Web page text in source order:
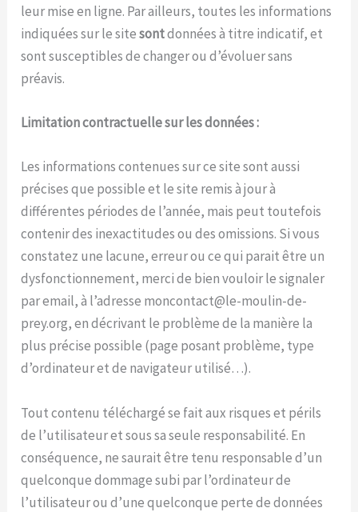
leur mise en ligne. Par ailleurs, toutes les informations
indiquées sur le sitesontdonnées à titre indicatif, et
sont susceptibles de changer ou d’évoluer sans
préavis.
Limitation contractuelle sur les données :
Les informations contenues sur ce site sont aussi
précises que possible et le site remis à jour à
différentes périodes de l’année, mais peut toutefois
contenir des inexactitudes ou des omissions. Si vous
constatez une lacune, erreur ou ce qui parait être un
dysfonctionnement, merci de bien vouloir le signaler
par email, à l’adresse moncontact@le-moulin-de-
prey.org, en décrivant le problème de la manière la
plus précise possible (page posant problème, type
d’ordinateur et de navigateur utilisé…).
Tout contenu téléchargé se fait aux risques et périls
de l’utilisateur et sous sa seule responsabilité. En
conséquence, ne saurait être tenu responsable d’un
quelconque dommage subi par l’ordinateur de
l’utilisateur ou d’une quelconque perte de données